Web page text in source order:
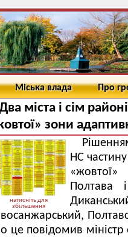
Міська влада Про
міста і сім
зони
натисніть для
збільшення
НС
Полтава
це повідомив